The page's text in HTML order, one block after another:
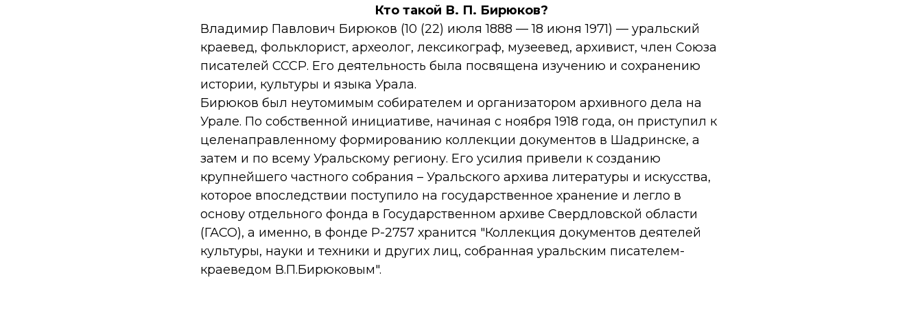
Кто такой В. П. Бирюков?
Владимир Павлович Бирюков (10 (22) июля 1888 — 18 июня 1971) — уральский
краевед, фольклорист, археолог, лексикограф, музеевед, архивист, член Союза
писателей СССР. Его деятельность была посвящена изучению и сохранению
истории, культуры и языка Урала.
Бирюков был неутомимым собирателем и организатором архивного дела на
Урале. По собственной инициативе, начиная с ноября 1918 года, он приступил к
целенаправленному формированию коллекции документов в Шадринске, а
затем и по всему Уральскому региону. Его усилия привели к созданию
крупнейшего частного собрания – Уральского архива литературы и искусства,
которое впоследствии поступило на государственное хранение и легло в
основу отдельного фонда в Государственном архиве Свердловской области
(ГАСО), а именно, в фонде Р-2757 хранится "Коллекция документов деятелей
культуры, науки и техники и других лиц, собранная уральским писателем-
краеведом В.П.Бирюковым".